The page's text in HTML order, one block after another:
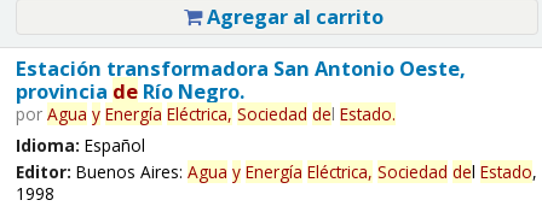
Agregar al carrito
Estación transformadora San Antonio Oeste,
provincia deRío Negro.
por Agua y Energía Eléctrica, Sociedad del Estado.
Idioma: Español
Editor: Buenos Aires: Agua y Energía Eléctrica, Sociedad del Estado,
1998